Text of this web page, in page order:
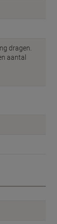
dragen.
aantal